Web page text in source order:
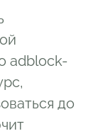
adblock-
до